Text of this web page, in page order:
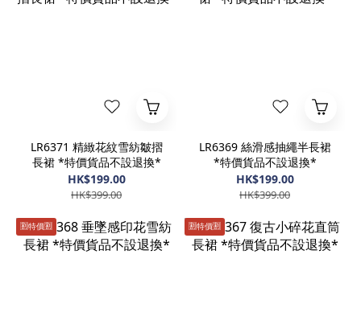
LR6371 精緻花紋雪紡皺摺
長裙 *特價貨品不設退換*
HK$199.00
HK$399.00
LR6369 絲滑感抽繩半長裙
*特價貨品不設退換*
HK$199.00
HK$399.00
🈹️特價🈹️ 🈹️特價🈹️